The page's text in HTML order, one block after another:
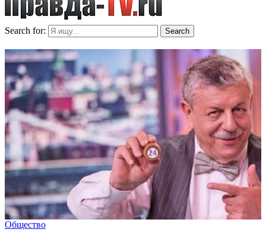
Search for: Search
Общество